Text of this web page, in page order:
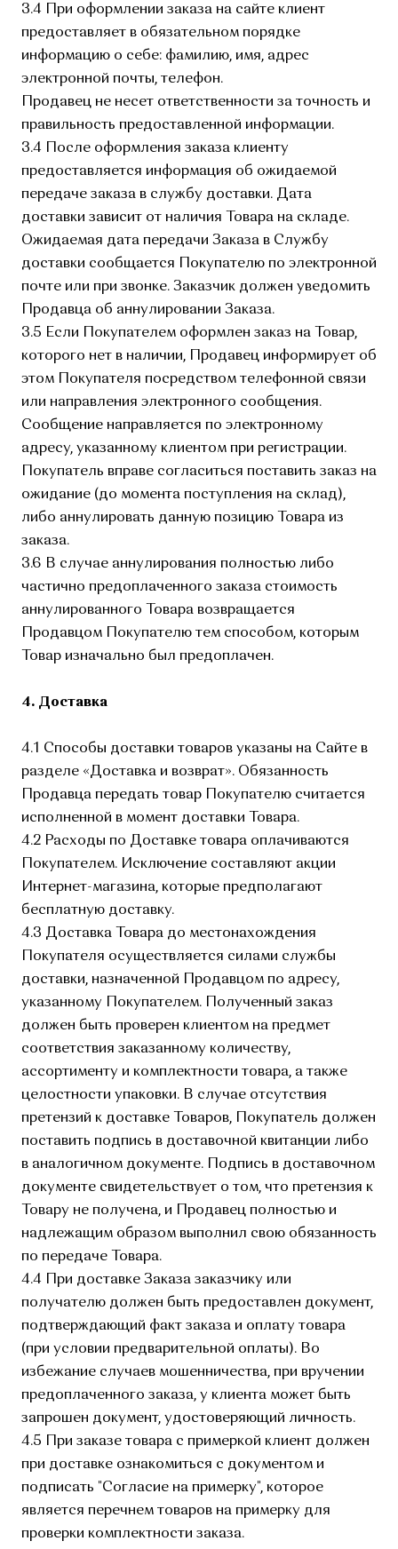
3.4 При оформлении заказа на сайте клиент
предоставляет в обязательном порядке
информацию о себе: фамилию, имя, адрес
электронной почты, телефон.
Продавец не несет ответственности за точность и
правильность предоставленной информации.
3.4 После оформления заказа клиенту
предоставляется информация об ожидаемой
передаче заказа в службу доставки. Дата
доставки зависит от наличия Товара на складе.
Ожидаемая дата передачи Заказа в Службу
доставки сообщается Покупателю по электронной
почте или при звонке. Заказчик должен уведомить
Продавца об аннулировании Заказа.
3.5 Если Покупателем оформлен заказ на Товар,
которого нет в наличии, Продавец информирует об
этом Покупателя посредством телефонной связи
или направления электронного сообщения.
Сообщение направляется по электронному
адресу, указанному клиентом при регистрации.
Покупатель вправе согласиться поставить заказ на
ожидание (до момента поступления на склад),
либо аннулировать данную позицию Товара из
заказа.
3.6 В случае аннулирования полностью либо
частично предоплаченного заказа стоимость
аннулированного Товара возвращается
Продавцом Покупателю тем способом, которым
Товар изначально был предоплачен.
4. Доставка
4.1 Способы доставки товаров указаны на Сайте в
разделе «Доставка и возврат». Обязанность
Продавца передать товар Покупателю считается
исполненной в момент доставки Товара.
4.2 Расходы по Доставке товара оплачиваются
Покупателем. Исключение составляют акции
Интернет-магазина, которые предполагают
бесплатную доставку.
4.3 Доставка Товара до местонахождения
Покупателя осуществляется силами службы
доставки, назначенной Продавцом по адресу,
указанному Покупателем. Полученный заказ
должен быть проверен клиентом на предмет
соответствия заказанному количеству,
ассортименту и комплектности товара, а также
целостности упаковки. В случае отсутствия
претензий к доставке Товаров, Покупатель должен
поставить подпись в доставочной квитанции либо
в аналогичном документе. Подпись в доставочном
документе свидетельствует о том, что претензия к
Товару не получена, и Продавец полностью и
надлежащим образом выполнил свою обязанность
по передаче Товара.
4.4 При доставке Заказа заказчику или
получателю должен быть предоставлен документ,
подтверждающий факт заказа и оплату товара
(при условии предварительной оплаты). Во
избежание случаев мошенничества, при вручении
предоплаченного заказа, у клиента может быть
запрошен документ, удостоверяющий личность.
4.5 При заказе товара с примеркой клиент должен
при доставке ознакомиться с документом и
подписать "Согласие на примерку", которое
является перечнем товаров на примерку для
проверки комплектности заказа.